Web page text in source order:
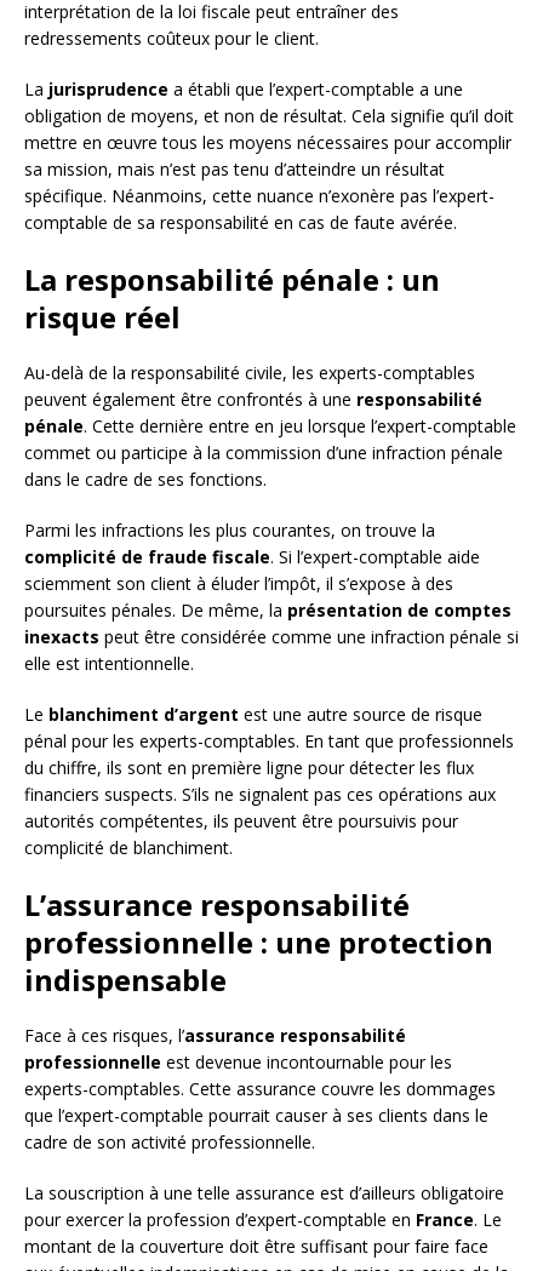
interprétation de la loi fiscale peut entraîner des
redressements coûteux pour le client.
La jurisprudence a établi que l’expert-comptable a une
obligation de moyens, et non de résultat. Cela signifie qu’il doit
mettre en œuvre tous les moyens nécessaires pour accomplir
sa mission, mais n’est pas tenu d’atteindre un résultat
spécifique. Néanmoins, cette nuance n’exonère pas l’expert-
comptable de sa responsabilité en cas de faute avérée.
La responsabilité pénale : un
risque réel
Au-delà de la responsabilité civile, les experts-comptables
peuvent également être confrontés à une responsabilité
pénale. Cette dernière entre en jeu lorsque l’expert-comptable
commet ou participe à la commission d’une infraction pénale
dans le cadre de ses fonctions.
Parmi les infractions les plus courantes, on trouve la
complicité de fraude fiscale. Si l’expert-comptable aide
sciemment son client à éluder l’impôt, il s’expose à des
poursuites pénales. De même, la présentation de comptes
inexacts peut être considérée comme une infraction pénale si
elle est intentionnelle.
Le blanchiment d’argent est une autre source de risque
pénal pour les experts-comptables. En tant que professionnels
du chiffre, ils sont en première ligne pour détecter les flux
financiers suspects. S’ils ne signalent pas ces opérations aux
autorités compétentes, ils peuvent être poursuivis pour
complicité de blanchiment.
L’assurance responsabilité
professionnelle : une protection
indispensable
Face à ces risques, l’assurance responsabilité
professionnelle est devenue incontournable pour les
experts-comptables. Cette assurance couvre les dommages
que l’expert-comptable pourrait causer à ses clients dans le
cadre de son activité professionnelle.
La souscription à une telle assurance est d’ailleurs obligatoire
pour exercer la profession d’expert-comptable en France. Le
montant de la couverture doit être suffisant pour faire face